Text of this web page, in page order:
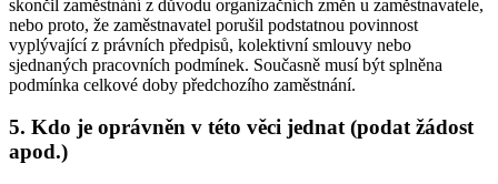
skončil zaměstnání z důvodu organizačních změn u zaměstnavatele,
nebo proto, že zaměstnavatel porušil podstatnou povinnost
vyplývající z právních předpisů, kolektivní smlouvy nebo
sjednaných pracovních podmínek. Současně musí být splněna
podmínka celkové doby předchozího zaměstnání.
5. Kdo je oprávněn v této věci jednat (podat žádost
apod.)